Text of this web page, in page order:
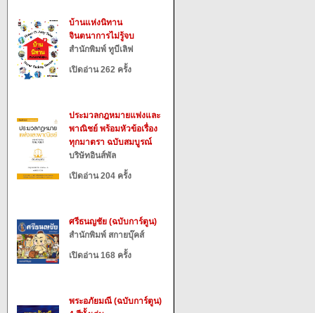
บ้านแห่งนิทาน
จินตนาการไม่รู้จบ
สำนักพิมพ์ ทูบีเลิฟ
เปิดอ่าน 262 ครั้ง
ประมวลกฎหมายแพ่งและ
พาณิชย์ พร้อมหัวข้อเรื่อง
ทุกมาตรา ฉบับสมบูรณ์
บริษัทอินส์พัล
เปิดอ่าน 204 ครั้ง
ศรีธนญชัย (ฉบับการ์ตูน)
สำนักพิมพ์ สกายบุ๊คส์
เปิดอ่าน 168 ครั้ง
พระอภัยมณี (ฉบับการ์ตูน)